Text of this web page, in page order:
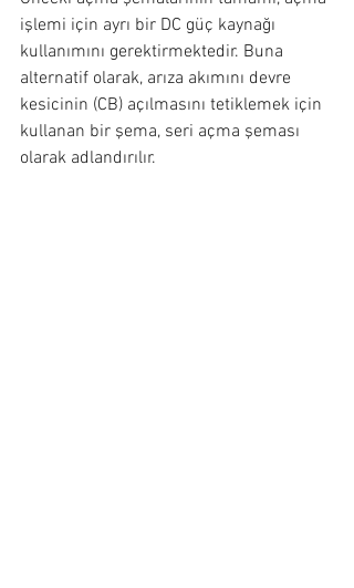
işlemi için ayrı bir DC güç kaynağı
kullanımını gerektirmektedir. Buna
alternatif olarak, arıza akımını devre
kesicinin (CB) açılmasını tetiklemek için
kullanan bir şema, seri açma şeması
olarak adlandırılır.